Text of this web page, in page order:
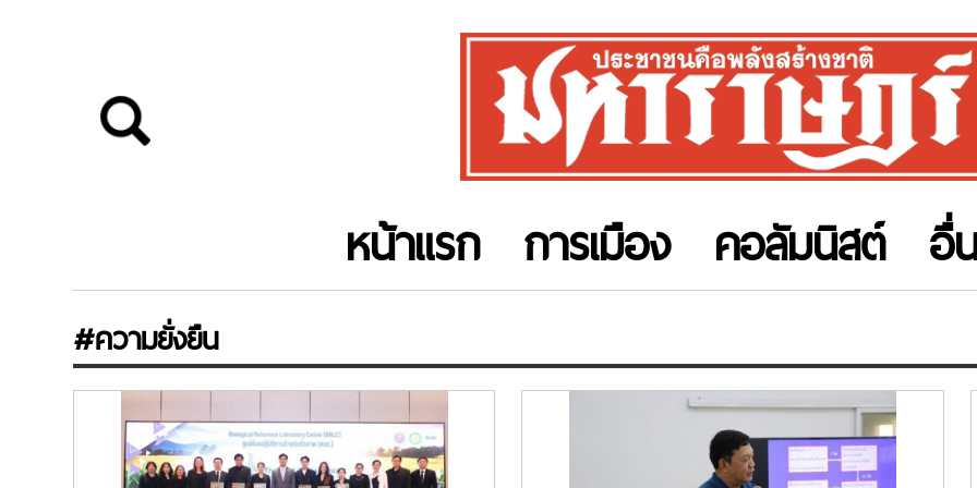
หน้าแรก การเมือง คอลัมนิสต์ อื่
#ความยั่งยืน